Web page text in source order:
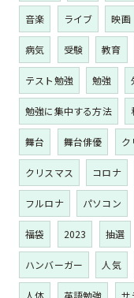
音楽 ライブ 映画
病気 受験 教育
テスト勉強 勉強
勉強に集中する方法
舞台 舞台俳優 ク
クリスマス コロナ
フルロナ パソコン
福袋 2023 抽選
ハンバーガー 人気
人体 英語勉強 サ